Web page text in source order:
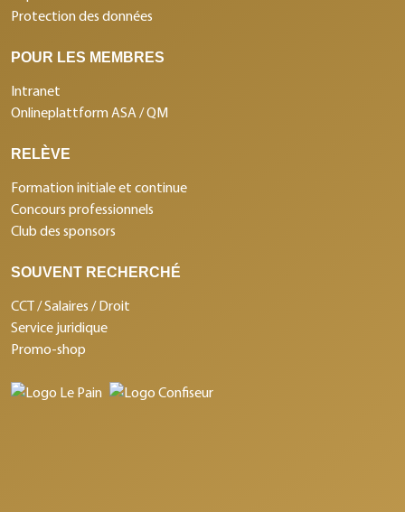
Protection des données
POUR LES MEMBRES
Intranet
Onlineplattform ASA / QM
RELÈVE
Formation initiale et continue
Concours professionnels
Club des sponsors
SOUVENT RECHERCHÉ
CCT / Salaires / Droit
Service juridique
Promo-shop